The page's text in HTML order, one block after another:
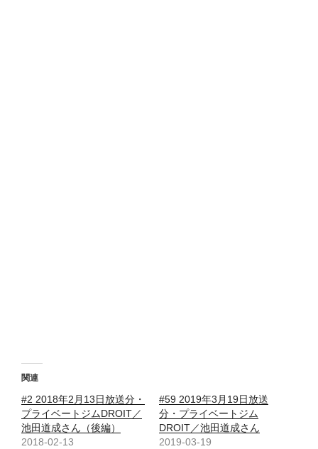
関連
#2 2018年2月13日放送分・
プライベートジムDROIT／
池田道成さん（後編）
2018-02-13
#59 2019年3月19日放送
分・プライベートジム
DROIT／池田道成さん
2019-03-19